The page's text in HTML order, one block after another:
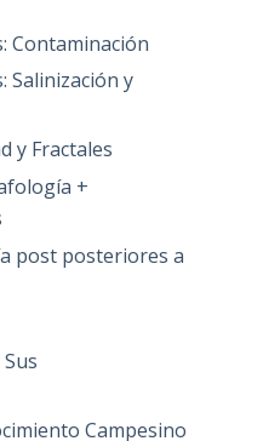
Contaminación
Salinización y
y Fractales
+
post posteriores a
Campesino